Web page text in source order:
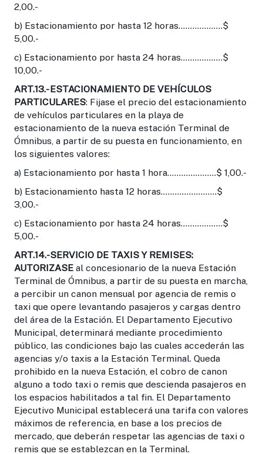
2,00.-
b) Estacionamiento por hasta 12 horas...................$
5,00.-
c) Estacionamiento por hasta 24 horas..................$
10,00.-
ART.13.- ESTACIONAMIENTO DE VEHÍCULOS
PARTICULARES: Fijase el precio del estacionamiento
de vehículos particulares en la playa de
estacionamiento de la nueva estación Terminal de
Ómnibus, a partir de su puesta en funcionamiento, en
los siguientes valores:
a) Estacionamiento por hasta 1 hora.....................$ 1,00.-
b) Estacionamiento hasta 12 horas........................$
3,00.-
c) Estacionamiento por hasta 24 horas..................$
5,00.-
ART.14.-SERVICIO DE TAXIS Y REMISES:
AUTORIZASE al concesionario de la nueva Estación
Terminal de Ómnibus, a partir de su puesta en marcha,
a percibir un canon mensual por agencia de remis o
taxi que opere levantando pasajeros y cargas dentro
del área de la Estación. El Departamento Ejecutivo
Municipal, determinará mediante procedimiento
público, las condiciones bajo las cuales accederán las
agencias y/o taxis a la Estación Terminal. Queda
prohibido en la nueva Estación, el cobro de canon
alguno a todo taxi o remis que descienda pasajeros en
los espacios habilitados a tal fin. El Departamento
Ejecutivo Municipal establecerá una tarifa con valores
máximos de referencia, en base a los precios de
mercado, que deberán respetar las agencias de taxi o
remis que se establezcan en la Terminal.